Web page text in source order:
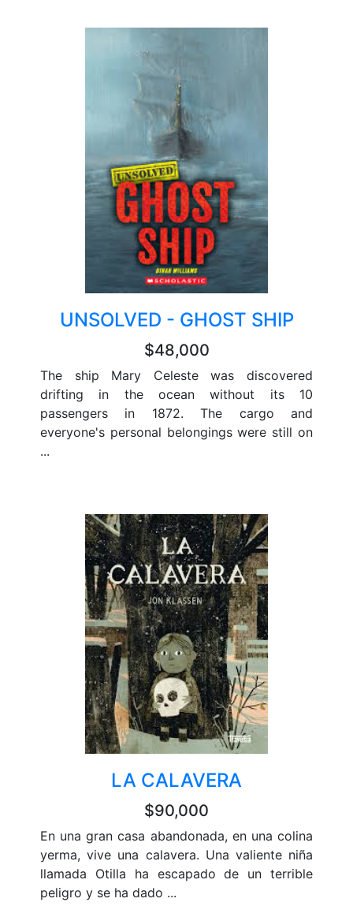
UNSOLVED - GHOST SHIP
$48,000
The ship Mary Celeste was discovered
drifting in the ocean without its 10
passengers in 1872. The cargo and
everyone's personal belongings were still on
...
LA CALAVERA
$90,000
En una gran casa abandonada, en una colina
yerma, vive una calavera. Una valiente niña
llamada Otilla ha escapado de un terrible
peligro y se ha dado ...